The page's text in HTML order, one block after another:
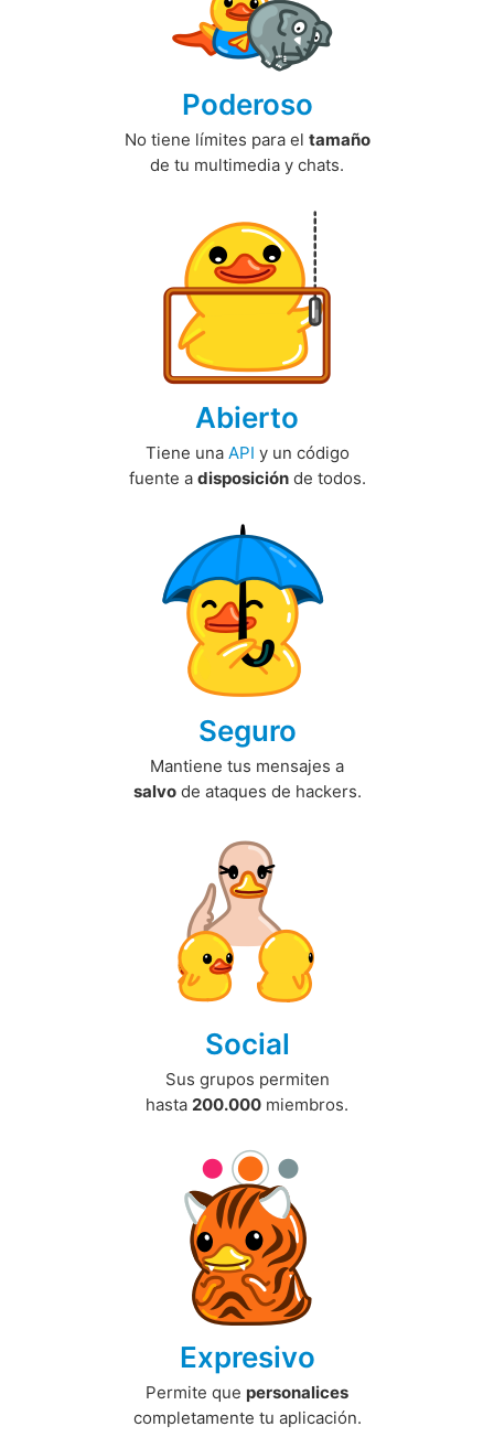
Poderoso
No tiene límites para el tamaño
de tu multimedia y chats.
Abierto
Tiene una API y un código
fuente a disposiciónde todos.
Seguro
Mantiene tus mensajes a
salvode ataques de hackers.
Social
Sus grupos permiten
hasta 200.000 miembros.
Expresivo
Permite que personalices
completamente tu aplicación.